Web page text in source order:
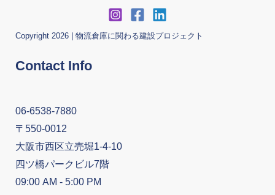
Copyright 2026 | 物流倉庫に関わる建設プロジェクト
Contact Info
06-6538-7880
〒550-0012
大阪市西区立売堀1-4-10
四ツ橋パークビル7階
09:00 AM - 5:00 PM